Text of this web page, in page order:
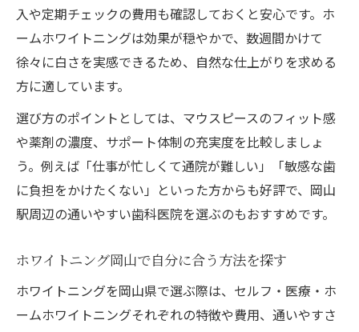
入や定期チェックの費用も確認しておくと安心です。ホ
ームホワイトニングは効果が穏やかで、数週間かけて
徐々に白さを実感できるため、自然な仕上がりを求める
方に適しています。
選び方のポイントとしては、マウスピースのフィット感
や薬剤の濃度、サポート体制の充実度を比較しましょ
う。例えば「仕事が忙しくて通院が難しい」「敏感な歯
に負担をかけたくない」といった方からも好評で、岡山
駅周辺の通いやすい歯科医院を選ぶのもおすすめです。
ホワイトニング岡山で自分に合う方法を探す
ホワイトニングを岡山県で選ぶ際は、セルフ・医療・ホ
ームホワイトニングそれぞれの特徴や費用、通いやすさ